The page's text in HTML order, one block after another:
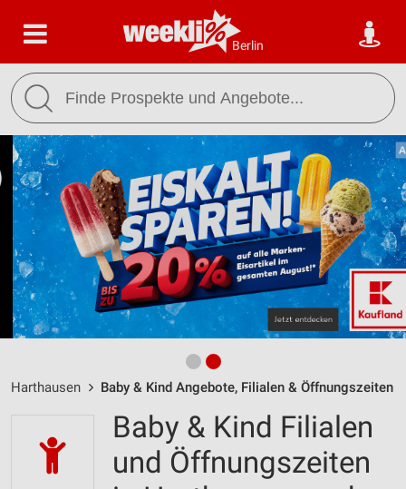
Berlin
Harthausen Baby & Kind Angebote, Filialen & Öffnungszeiten
Baby & Kind Filialen
und Öffnungszeiten